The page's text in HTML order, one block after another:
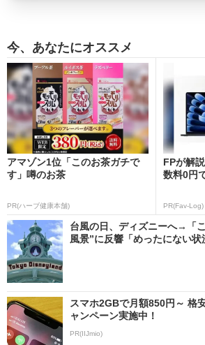
今、あなたにオススメ
アマゾン1位「このお茶ガチで
す」噂のお茶
PR(ハーブ健康本舗)
FPが解
数料0円
PR(Fav-Log)
台風の日、ディズニーへ→「
風景”に反響「めったにない状
スマホ2GBで月額850円～ 格
ャンペーン実施中！
PR(IIJmio)